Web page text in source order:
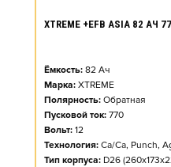
XTREME +EFB ASIA 82 АЧ
Ёмкость: 82 Ач
Марка: XTREME
Полярность: Обратная
Пусковой ток: 770
Вольт: 12
Технология: Ca/Ca, Punch,
Тип корпуса: D26